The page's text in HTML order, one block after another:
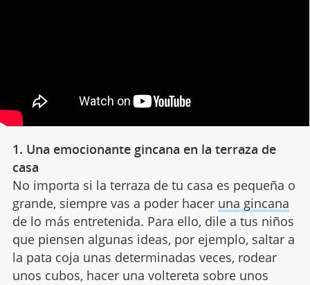
1. Una emocionante gincana en la terraza de
casa
No importa si la terraza de tu casa es pequeña o
grande, siempre vas a poder hacer una gincana
de lo más entretenida. Para ello, dile a tus niños
que piensen algunas ideas, por ejemplo, saltar a
la pata coja unas determinadas veces, rodear
unos cubos, hacer una voltereta sobre unos